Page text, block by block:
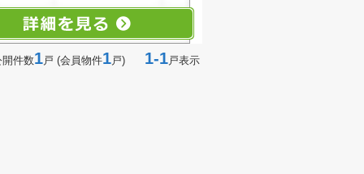
開件数1戸 (会員物件1戸) 1-1戸表示